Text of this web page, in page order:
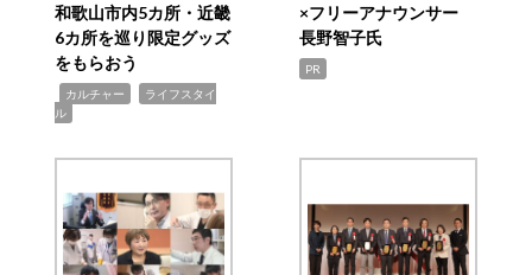
和歌山市内5カ所・近畿
6カ所を巡り限定グッズ
をもらおう
カルチャー
ライフスタイ
ル
×フリーアナウンサー
長野智子氏
PR